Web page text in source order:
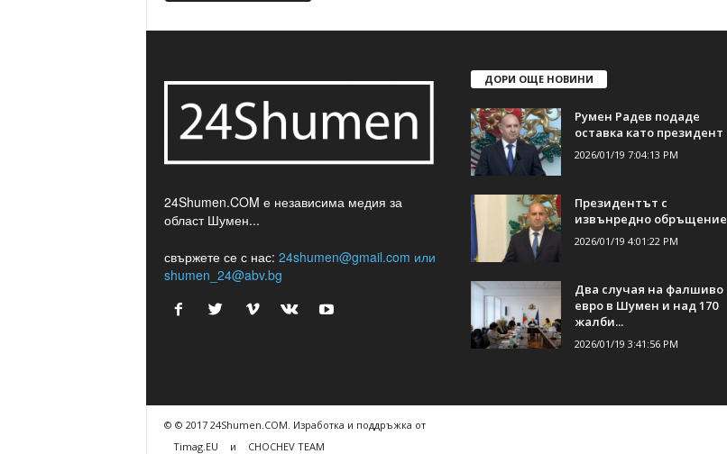
24Shumen.COM е независима медия за
област Шумен...
свържете се с нас: 24shumen@gmail.com или
shumen_24@abv.bg
ДОРИ ОЩЕ НОВИНИ
Румен Радев подаде
оставка като президент
2026/01/19 7:04:13 PM
Президентът с
извънредно обръщение
2026/01/19 4:01:22 PM
Два случая на фалшиво
евро в Шумен и над 170
жалби...
2026/01/19 3:41:56 PM
© © 2017 24Shumen.COM. Изработка и поддръжка от
Timag.EU
и CHOCHEV TEAM